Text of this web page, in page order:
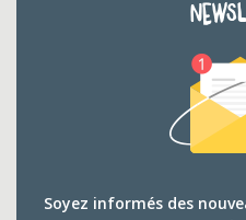
Soyez informés des